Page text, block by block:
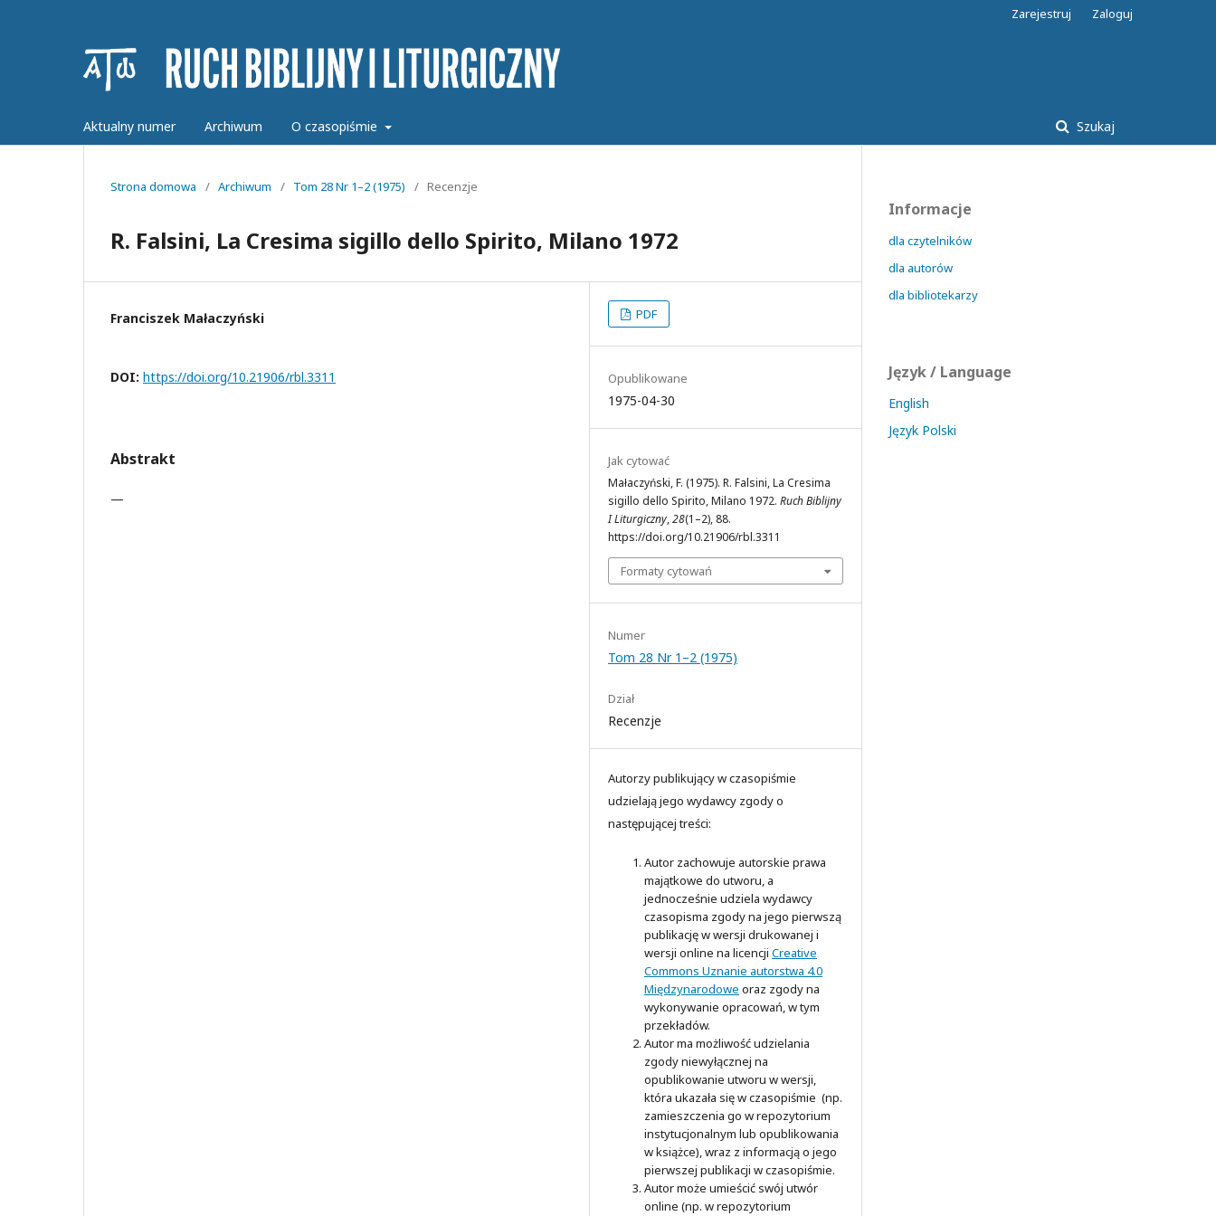
Aktualny numer Archiwum O czasopiśmie Szukaj
Zarejestruj Zaloguj
Strona domowa / Archiwum / Tom 28 Nr 1–2 (1975) / Recenzje
R. Falsini, La Cresima sigillo dello Spirito, Milano 1972
Franciszek Małaczyński
DOI: https://doi.org/10.21906/rbl.3311
Abstrakt
—
PDF
Opublikowane
1975-04-30
Jak cytować
Małaczyński, F. (1975). R. Falsini, La Cresima
sigillo dello Spirito, Milano 1972. Ruch Biblijny
I Liturgiczny,28(1–2), 88.
https://doi.org/10.21906/rbl.3311
Formaty cytowań
Numer
Tom 28 Nr 1–2 (1975)
Dział
Recenzje
Autorzy publikujący w czasopiśmie
udzielają jego wydawcy zgody o
następującej treści:
Autor zachowuje autorskie prawa
majątkowe do utworu, a
jednocześnie udziela wydawcy
czasopisma zgody na jego pierwszą
publikację w wersji drukowanej i
wersji online na licencji Creative
Commons Uznanie autorstwa 4.0
Międzynarodowe oraz zgody na
wykonywanie opracowań, w tym
przekładów.
Autor ma możliwość udzielania
zgody niewyłącznej na
opublikowanie utworu w wersji,
która ukazała się w czasopiśmie (np.
zamieszczenia go w repozytorium
instytucjonalnym lub opublikowania
w książce), wraz z informacją o jego
pierwszej publikacji w czasopiśmie.
Autor może umieścić swój utwór
online (np. w repozytorium
Informacje
dla czytelników
dla autorów
dla bibliotekarzy
Język / Language
English
Język Polski